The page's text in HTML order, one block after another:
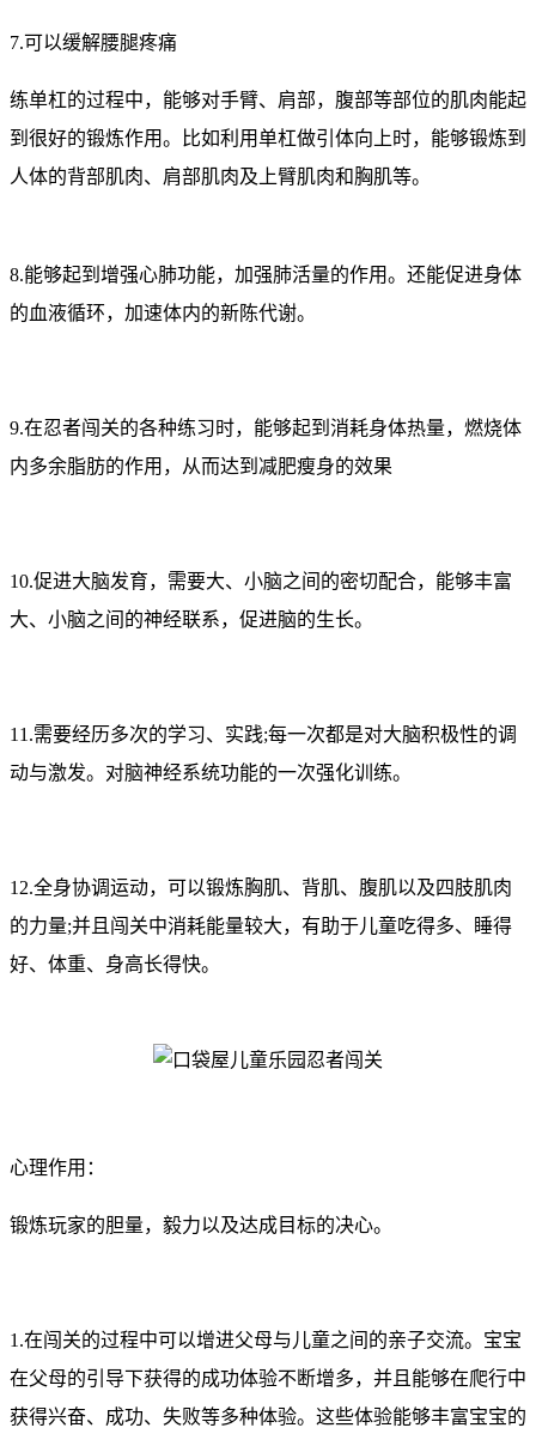
7.可以缓解腰腿疼痛
练单杠的过程中，能够对手臂、肩部，腹部等部位的肌肉能起
到很好的锻炼作用。比如利用单杠做引体向上时，能够锻炼到
人体的背部肌肉、肩部肌肉及上臂肌肉和胸肌等。
8.能够起到增强心肺功能，加强肺活量的作用。还能促进身体
的血液循环，加速体内的新陈代谢。
9.在忍者闯关的各种练习时，能够起到消耗身体热量，燃烧体
内多余脂肪的作用，从而达到减肥瘦身的效果
10.促进大脑发育，需要大、小脑之间的密切配合，能够丰富
大、小脑之间的神经联系，促进脑的生长。
11.需要经历多次的学习、实践;每一次都是对大脑积极性的调
动与激发。对脑神经系统功能的一次强化训练。
12.全身协调运动，可以锻炼胸肌、背肌、腹肌以及四肢肌肉
的力量;并且闯关中消耗能量较大，有助于儿童吃得多、睡得
好、体重、身高长得快。
心理作用：
锻炼玩家的胆量，毅力以及达成目标的决心。
1.在闯关的过程中可以增进父母与儿童之间的亲子交流。宝宝
在父母的引导下获得的成功体验不断增多，并且能够在爬行中
获得兴奋、成功、失败等多种体验。这些体验能够丰富宝宝的